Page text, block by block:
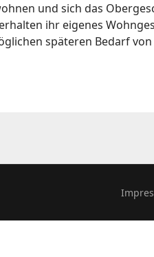
und sich das
ihr eigenes
späteren Bedarf